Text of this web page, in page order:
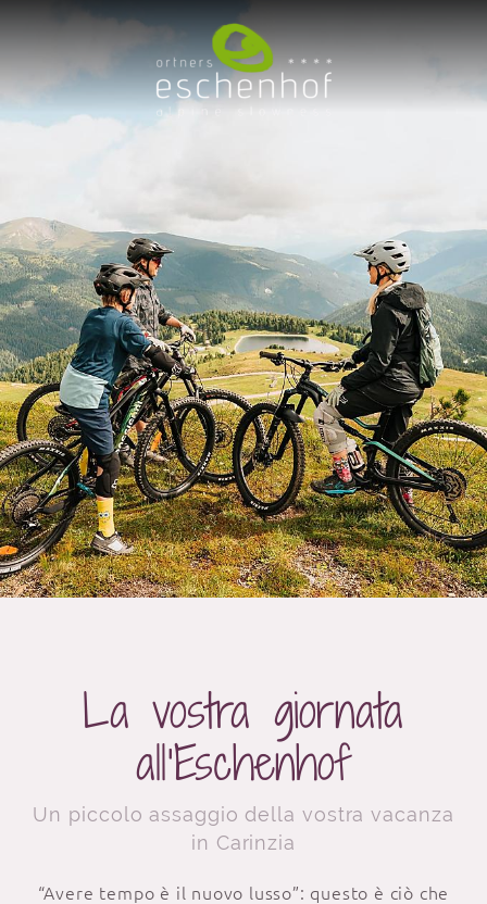
La vostra giornata
all’Eschenhof
Un piccolo assaggio della vostra vacanza
in Carinzia
“Avere tempo è il nuovo lusso”: questo è ciò che